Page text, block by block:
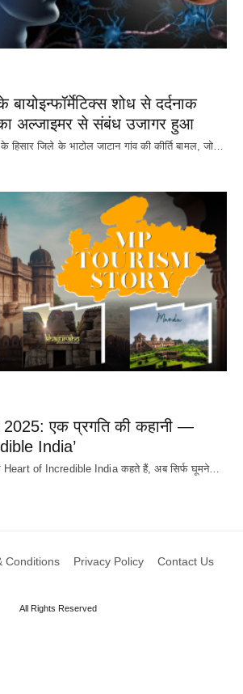
बायोइन्फॉर्मेटिक्स शोध से दर्दनाक
अल्जाइमर से संबंध उजागर हुआ
के हिसार जिले के भाटोल जाटान गांव की कीर्ति बामल, जो…
2025: एक प्रगति की कहानी —
India’
Heart of Incredible India कहते हैं, अब सिर्फ घूमने…
Conditions Privacy Policy Contact Us
All Rights Reserved